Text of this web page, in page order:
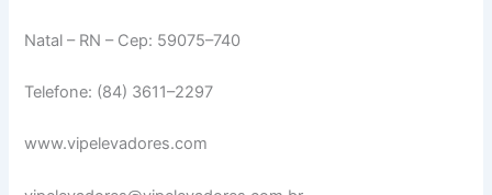
Natal – RN – Cep: 59075–740
Telefone: (84) 3611–2297
www.vipelevadores.com